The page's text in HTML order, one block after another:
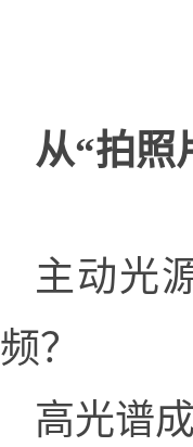
从“拍
主动光
频？
高光谱